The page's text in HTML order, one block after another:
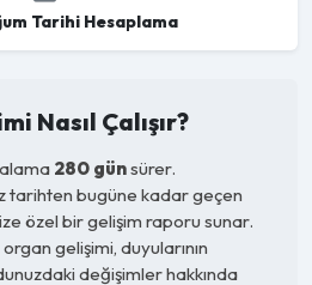
Tarihi Hesaplama
Nasıl Çalışır?
280 günsürer.
tarihten bugüne kadar geçen
özel bir gelişim raporu sunar.
gelişimi, duyularının
değişimler hakkında